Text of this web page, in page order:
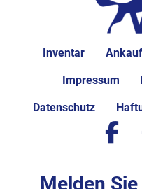
Inventar Ankauf
Impressum
Datenschutz
Melden